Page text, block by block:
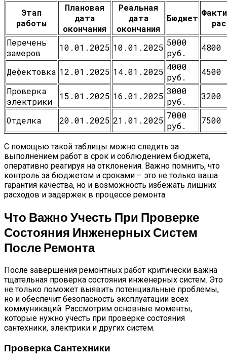
Этап
работы
Плановая
дата
окончания
Реальная
дата
окончания
Бюджет
Перечень
замеров
10.01.2025 10.01.2025 5000
руб.
4800
Дефектовка 12.01.2025 14.01.2025 4000
руб.
4500
Проверка
электрики
15.01.2025 16.01.2025 3000
руб.
3200
Отделка 20.01.2025 21.01.2025 7000
руб.
7500
С помощью такой таблицы можно следить за
выполнением работ в срок и соблюдением бюджета,
оперативно реагируя на отклонения. Важно помнить, что
контроль за бюджетом и сроками – это не только ваша
гарантия качества, но и возможность избежать лишних
расходов и задержек в процессе ремонта.
Что Важно Учесть При Проверке
Состояния Инженерных Систем
После Ремонта
После завершения ремонтных работ критически важна
тщательная проверка состояния инженерных систем. Это
не только поможет выявить потенциальные проблемы,
но и обеспечит безопасность эксплуатации всех
коммуникаций. Рассмотрим основные моменты,
которые нужно учесть при проверке состояния
сантехники, электрики и других систем.
Проверка Сантехники